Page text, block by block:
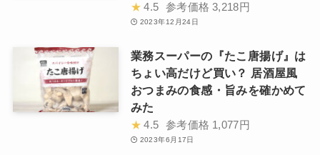
★ 4.5 参考価格 3,218円
2023年12月24日
業務スーパーの『たこ唐揚げ』は
ちょい高だけど買い？ 居酒屋風
おつまみの食感・旨みを確かめて
みた
★ 4.5 参考価格 1,077円
2023年6月17日